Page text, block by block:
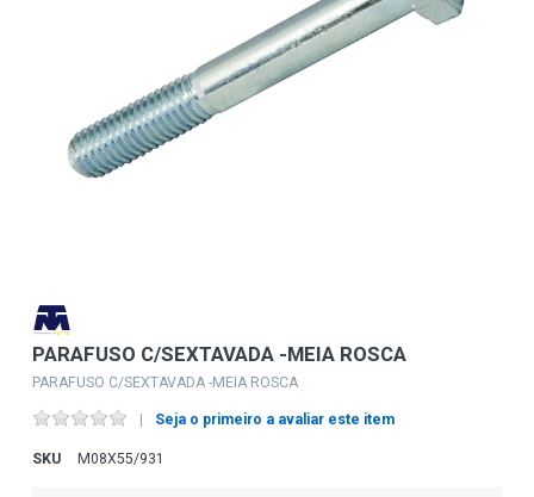
PARAFUSO C/SEXTAVADA -MEIA ROSCA
PARAFUSO C/SEXTAVADA -MEIA ROSCA
Seja o primeiro a avaliar este item
SKU M08X55/931